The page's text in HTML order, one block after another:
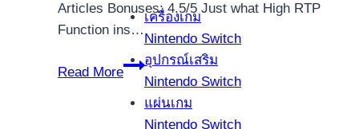
เครื่องเกม
Nintendo Switch
อุปกรณ์เสริม
Nintendo Switch
แผ่นเกม
Nintendo Switch
ลอง
เล่น
ออนไลน์
เพื่อ
รับ
กำไร
Articles Bonuses: 4.5/5 Just what High RTP
Function ins…
Read More
Best
Position
Game